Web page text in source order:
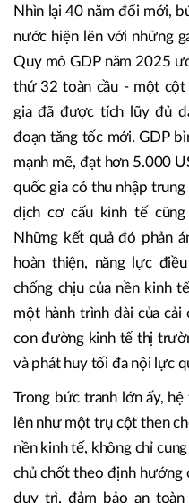
tài chính trong và ngoài
sẵn sàng cùng đất nước
mới.
40 năm đổi mới - Việt Nam
Nhìn lại 40 năm đổi mới,
nước hiện lên với những
Quy mô GDP năm 2025
thứ 32 toàn cầu - một
gia đã được tích lũy đủ
đoạn tăng tốc mới. GDP
mạnh mẽ, đạt hơn 5.000
quốc gia có thu nhập
dịch cơ cấu kinh tế
Những kết quả đó phản
chống chịu của nền kinh
một hành trình dài của
con đường kinh tế thị
và phát huy tối đa nội lực